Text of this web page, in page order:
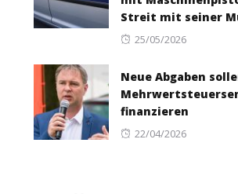
Streit mit seiner
Posted
25/05/2026
Neue Abgaben
finanzieren
Posted
22/04/2026